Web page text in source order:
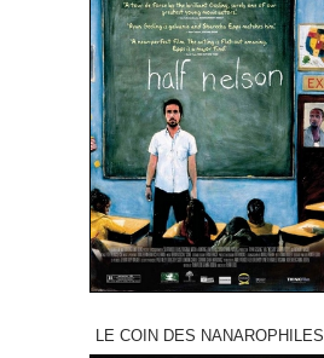
LE COIN DES NANAROPHILES